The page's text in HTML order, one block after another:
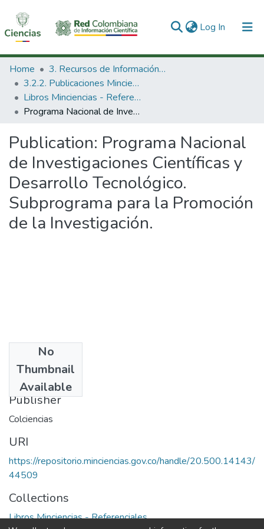
Log In (current)
Communities & Collections
All of DSpace
Statistics
Home
3. Recursos de Información Científica y Tecnológica
3.2.2. Publicaciones Minciencias
Libros Minciencias - Referenciales
Programa Nacional de Investigaciones Científicas y Desarrollo Tecnológico. Subprograma para la Promoción de la Investigación.
Publication: Programa Nacional
de Investigaciones Científicas y
Desarrollo Tecnológico.
Subprograma para la Promoción
de la Investigación.
No
Thumbnail
Available
1983
Publisher
Colciencias
URI
https://repositorio.minciencias.gov.co/handle/20.500.14143/
44509
Collections
Libros Minciencias - Referenciales